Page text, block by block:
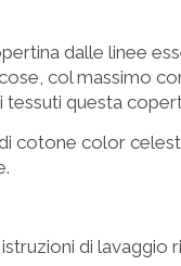
dalle linee
col massimo
tessuti questa
cotone color
di lavaggio